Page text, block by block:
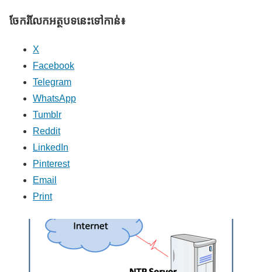
ចែករំលែក​អត្ថបទនេះទៅកាន់៖
X
Facebook
Telegram
WhatsApp
Tumblr
Reddit
LinkedIn
Pinterest
Email
Print